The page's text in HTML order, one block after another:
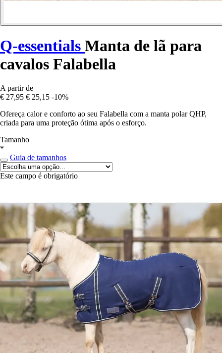
Q-essentials Manta de lã para
cavalos Falabella
A partir de
€ 27,95 € 25,15 -10%
Ofereça calor e conforto ao seu Falabella com a manta polar QHP,
criada para uma proteção ótima após o esforço.
Tamanho
*
Guia de tamanhos
Este campo é obrigatório